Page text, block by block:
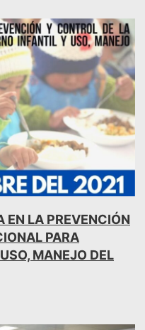
EN LA PREVENCIÓN
PARA
MANEJO DEL